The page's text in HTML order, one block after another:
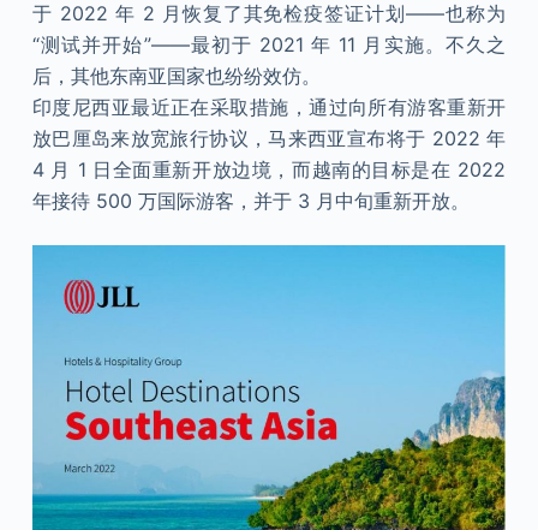
于 2022 年 2 月恢复了其免检疫签证计划——也称为
“测试并开始”——最初于 2021 年 11 月实施。不久之
后，其他东南亚国家也纷纷效仿。
印度尼西亚最近正在采取措施，通过向所有游客重新开
放巴厘岛来放宽旅行协议，马来西亚宣布将于 2022 年
4 月 1 日全面重新开放边境，而越南的目标是在 2022
年接待 500 万国际游客，并于 3 月中旬重新开放。